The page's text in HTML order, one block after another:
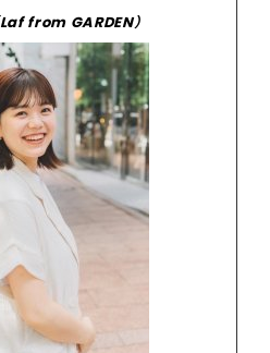
from GARDEN）